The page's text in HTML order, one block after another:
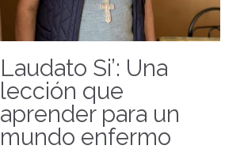
Laudato Si’: Una
lección que
aprender para un
mundo enfermo